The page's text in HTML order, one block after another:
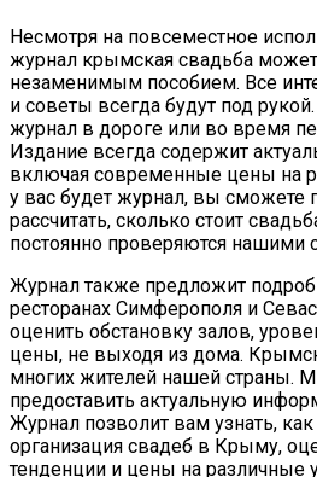
Несмотря на повсеместное
журнал крымская свадьба может
незаменимым пособием. Все
и советы всегда будут под
журнал в дороге или во время
Издание всегда содержит
включая современные цены на
у вас будет журнал, вы сможете
рассчитать, сколько стоит
постоянно проверяются нашими
Журнал также предложит
ресторанах Симферополя и
оценить обстановку залов,
цены, не выходя из дома.
многих жителей нашей страны.
предоставить актуальную
Журнал позволит вам узнать,
организация свадеб в Крыму,
тенденции и цены на различные